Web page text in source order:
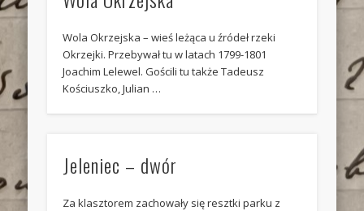
Wola Okrzejska – wieś leżąca u źródeł rzeki
Okrzejki. Przebywał tu w latach 1799-1801
Joachim Lelewel. Gościli tu także Tadeusz
Kościuszko, Julian …
Jeleniec – dwór
Za klasztorem zachowały się resztki parku z